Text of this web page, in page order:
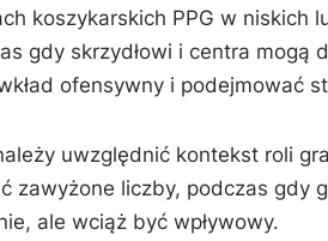
koszykarskich PPG w
gdy skrzydłowi i centra mogą
ofensywny i podejmować
uwzględnić kontekst roli
zawyżone liczby, podczas gdy
ale wciąż być wpływowy.